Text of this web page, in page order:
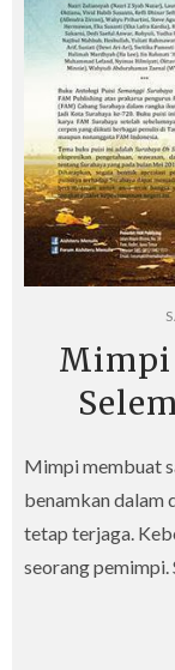
Mimpi
Mimpi membuat
benamkan dalam
tetap terjaga.
seorang pemimpi.